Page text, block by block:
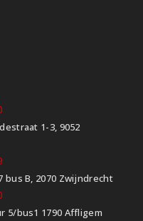
1-3, 9052
bus B, 2070 Zwijndrecht
5/bus1 1790 Affligem